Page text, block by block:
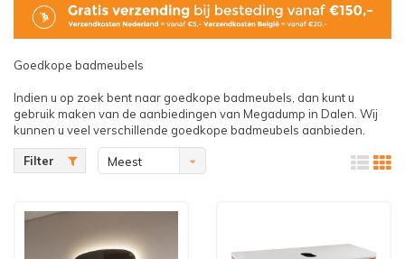
Goedkope badmeubels
Indien u op zoek bent naar goedkope badmeubels, dan kunt u
gebruik maken van de aanbiedingen van Megadump in Dalen. Wij
kunnen u veel verschillende goedkope badmeubels aanbieden.
Filter
Meest